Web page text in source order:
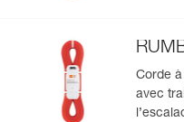
Corde
avec